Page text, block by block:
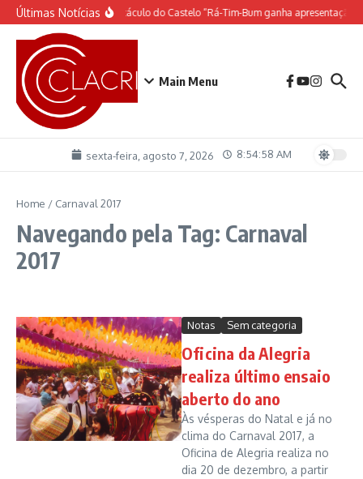
Ir para o conteúdo
Últimas NotíciasO espetáculo do Castelo “Rá-Tim-Bum ganha apresentação
Main Menu
sexta-feira, agosto 7, 2026 8:54:58 AM
Home / Carnaval 2017
Navegando pela Tag: Carnaval
2017
Notas Sem categoria
Oficina da Alegria
realiza último ensaio
aberto do ano
Às vésperas do Natal e já no
clima do Carnaval 2017, a
Oficina de Alegria realiza no
dia 20 de dezembro, a partir